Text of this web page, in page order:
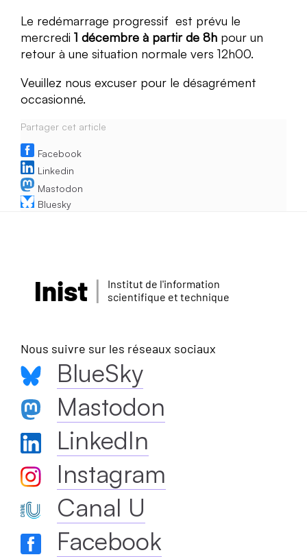
Le redémarrage progressif est prévu le
mercredi 1 décembre à partir de 8h pour un
retour à une situation normale vers 12h00.
Veuillez nous excuser pour le désagrément
occasionné.
Partager cet article
Facebook
Linkedin
Mastodon
Bluesky
Inist
Institut de l'information
scientifique et technique
Nous suivre sur les réseaux sociaux
BlueSky
Mastodon
LinkedIn
Instagram
Canal U
Facebook